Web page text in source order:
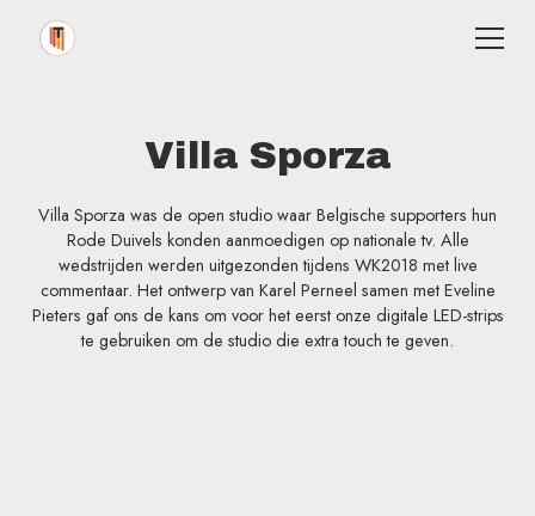
Villa Sporza
Villa Sporza was de open studio waar Belgische supporters hun
Rode Duivels konden aanmoedigen op nationale tv. Alle
wedstrijden werden uitgezonden tijdens WK2018 met live
commentaar. Het ontwerp van Karel Perneel samen met Eveline
Pieters gaf ons de kans om voor het eerst onze digitale LED-strips
te gebruiken om de studio die extra touch te geven.